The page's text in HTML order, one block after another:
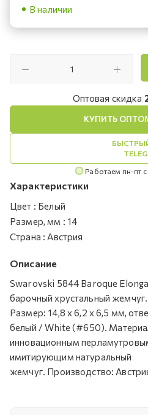
В наличии
Оптовая скидка
КУПИТЬ
Работаем пн-пт
Характеристики
Цвет : Белый
Размер, мм : 14
Страна : Австрия
Описание
Swarovski 5844 Baroque
барочный хрустальный жемчуг.
Размер: 14,8 х 6,2 х 6,5 мм,
белый / White (#650).
инновационным
имитирующим натуральный
жемчуг. Производство: